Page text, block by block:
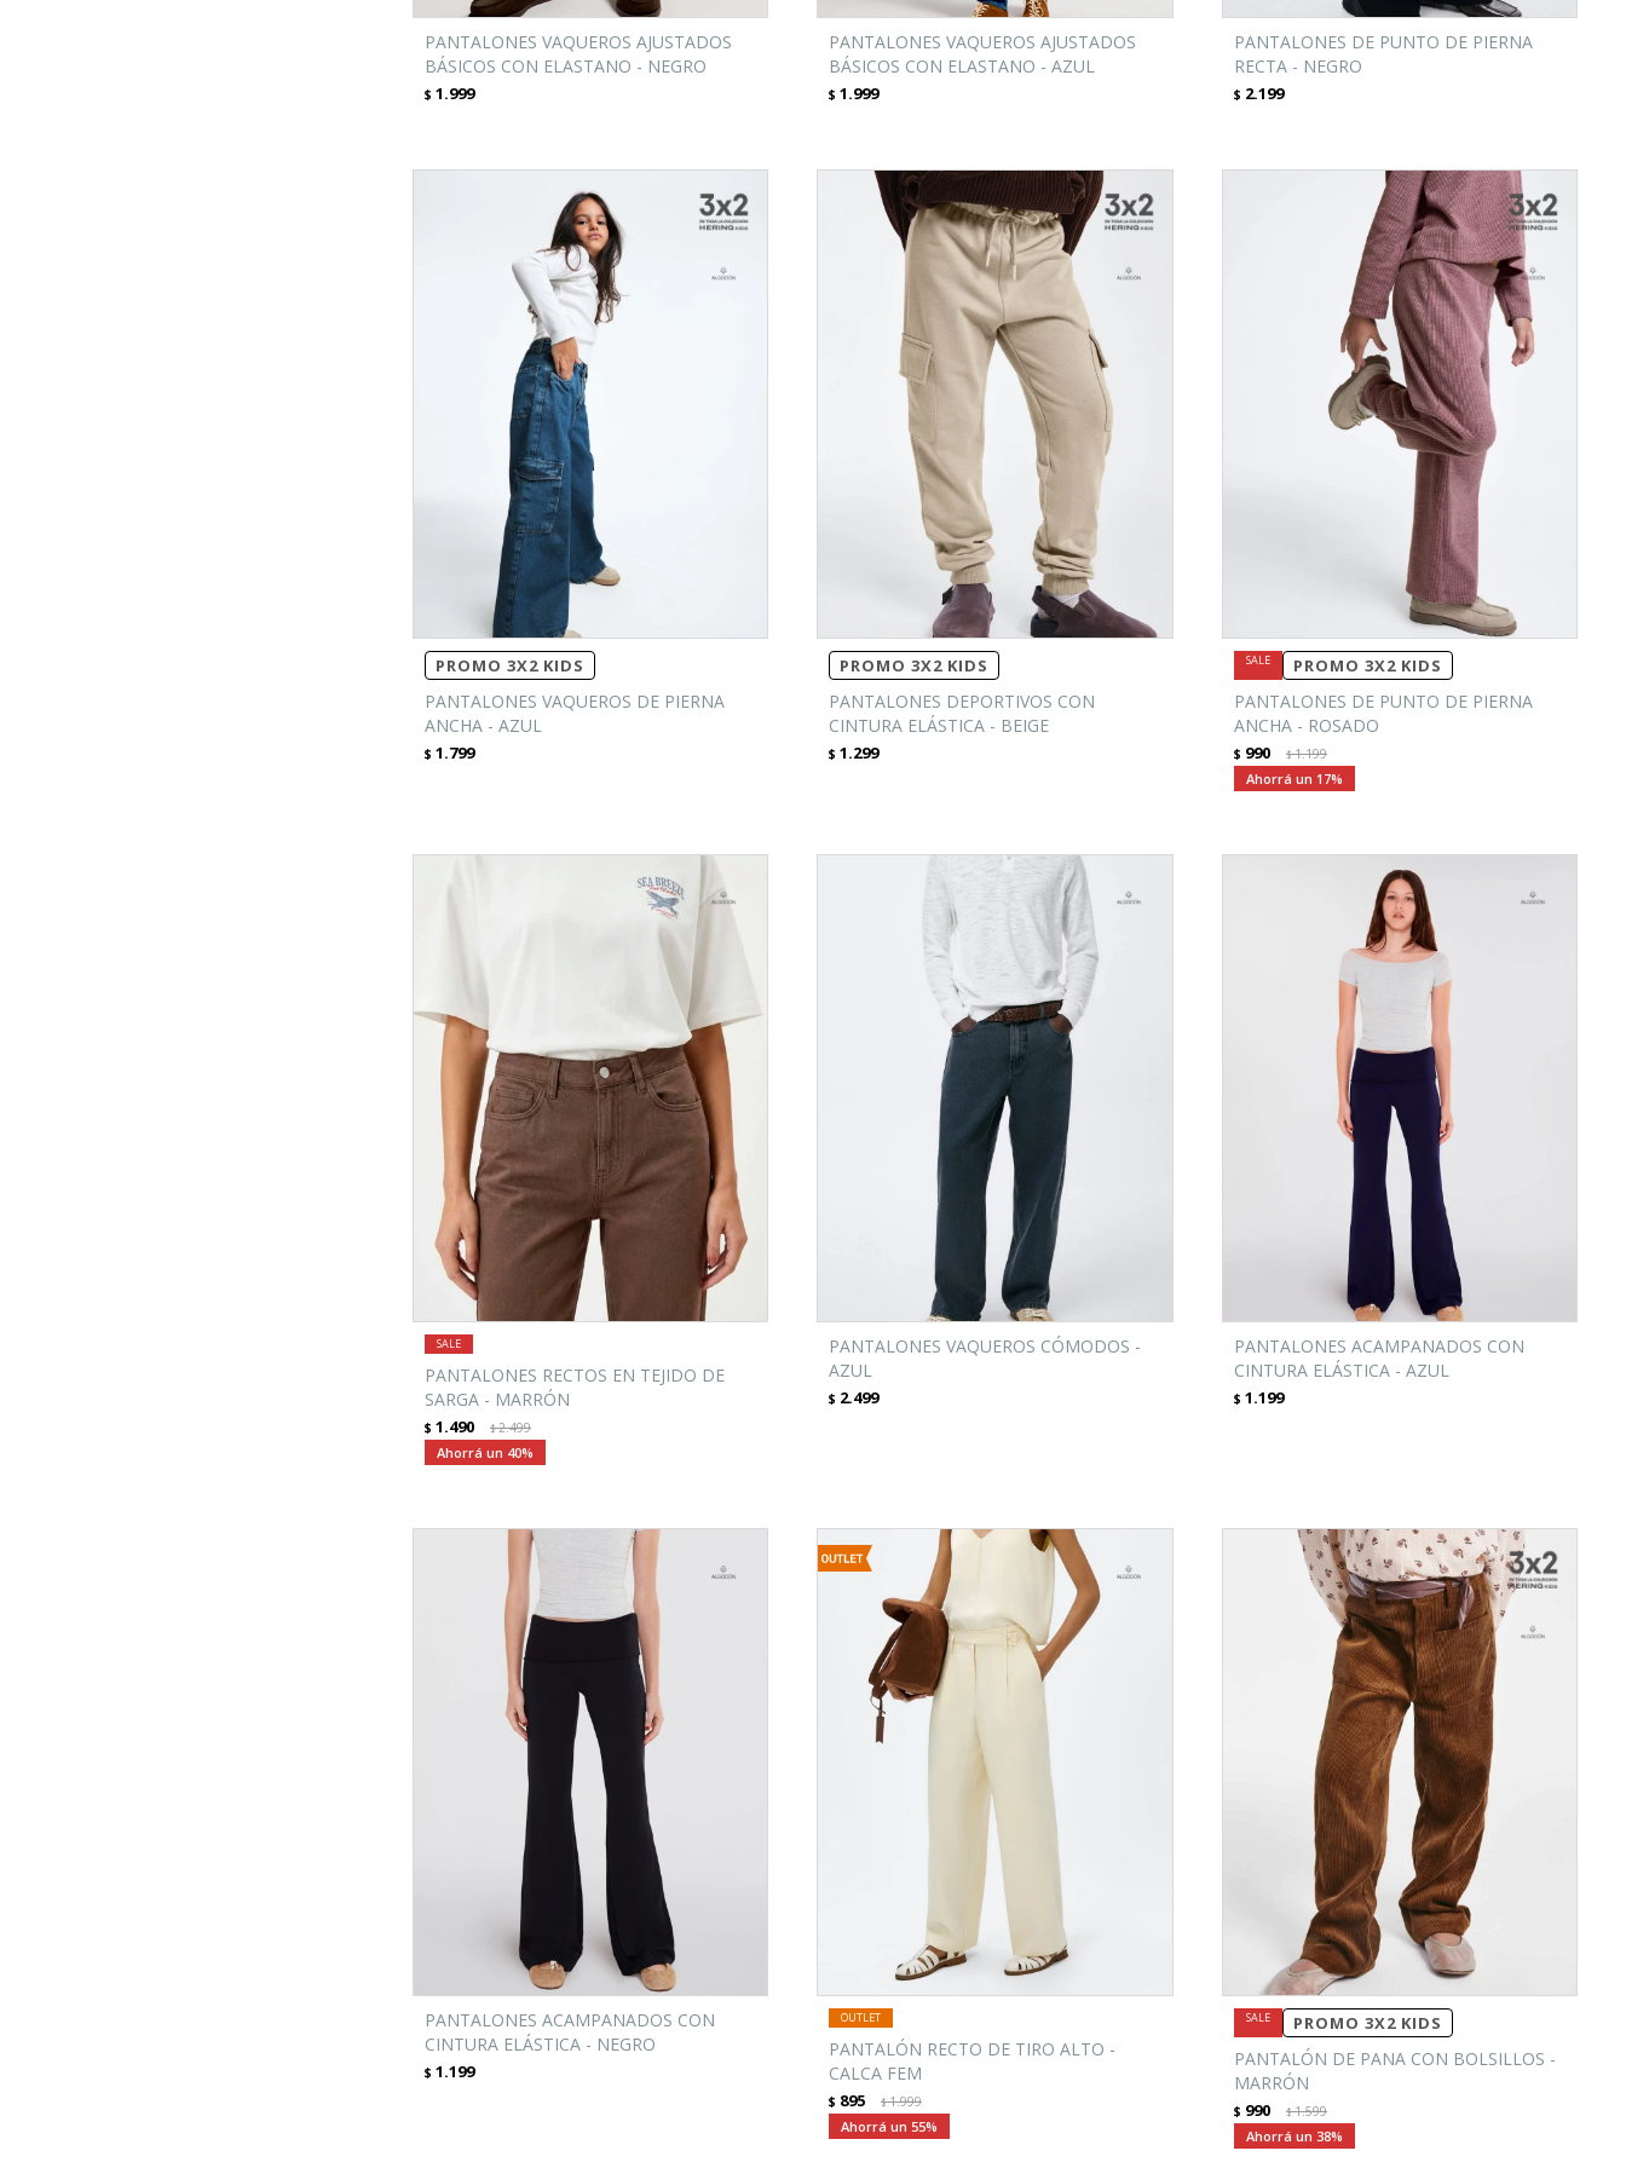
PANTALONES VAQUEROS AJUSTADOS
BÁSICOS CON ELASTANO - NEGRO
$ 1.999
PANTALONES VAQUEROS AJUSTADOS
BÁSICOS CON ELASTANO - AZUL
$ 1.999
PANTALONES DE PUNTO DE PIERNA
RECTA - NEGRO
$ 2.199
PROMO 3X2 KIDS
PANTALONES VAQUEROS DE PIERNA
ANCHA - AZUL
$ 1.799
PROMO 3X2 KIDS
PANTALONES DEPORTIVOS CON
CINTURA ELÁSTICA - BEIGE
$ 1.299
PROMO 3X2 KIDS
PANTALONES DE PUNTO DE PIERNA
ANCHA - ROSADO
$ 990 $1.199
17
PANTALONES RECTOS EN TEJIDO DE
SARGA - MARRÓN
$ 1.490 $2.499
40
PANTALONES VAQUEROS CÓMODOS -
AZUL
$ 2.499
PANTALONES ACAMPANADOS CON
CINTURA ELÁSTICA - AZUL
$ 1.199
PANTALONES ACAMPANADOS CON
CINTURA ELÁSTICA - NEGRO
$ 1.199
PANTALÓN RECTO DE TIRO ALTO -
CALCA FEM
$ 895 $1.999
55
PROMO 3X2 KIDS
PANTALÓN DE PANA CON BOLSILLOS -
MARRÓN
$ 990 $1.599
38